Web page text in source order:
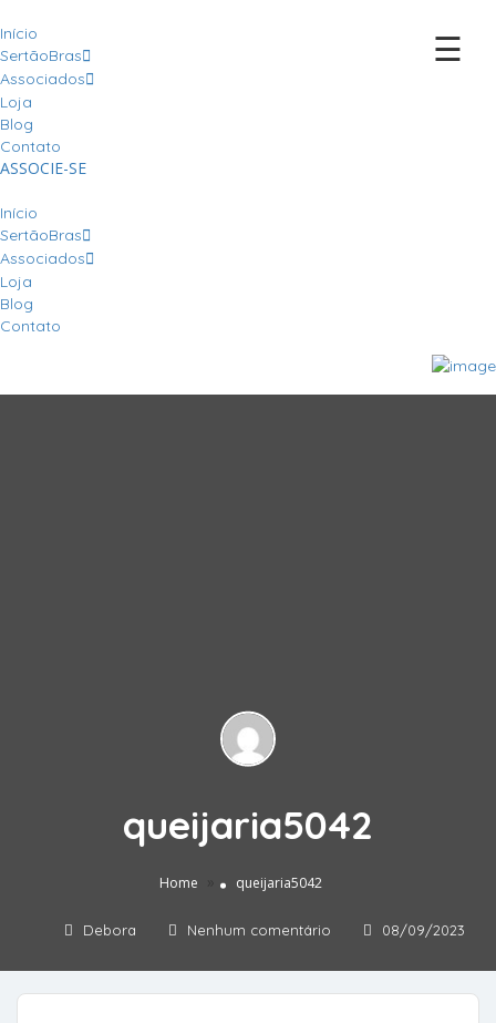
Início
SertãoBras
Associados
Loja
Blog
Contato
ASSOCIE-SE
Início
SertãoBras
Associados
Loja
Blog
Contato
☰
queijaria5042
Home queijaria5042
Debora Nenhum comentário 08/09/2023